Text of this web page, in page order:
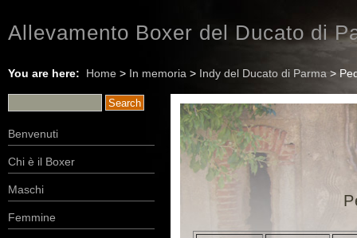
Allevamento Boxer del Ducato di
You are here: Home > In memoria > Indy del Ducato di Parma >
Benvenuti
Chi è il Boxer
Maschi
Femmine